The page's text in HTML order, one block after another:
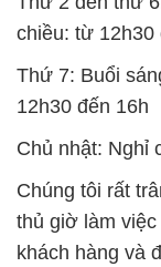
Chủ nhật: Nghỉ
thủ giờ làm
khách hàng và
nhất của nhân
BẢN ĐỒ MAP
TRƯỜNG